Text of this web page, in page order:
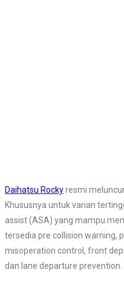
Daihatsu Rockyresmi
Khususnya untuk varian
assist (ASA) yang mampu
tersedia pre collision warning,
misoperation control, front
dan lane departure prevention.